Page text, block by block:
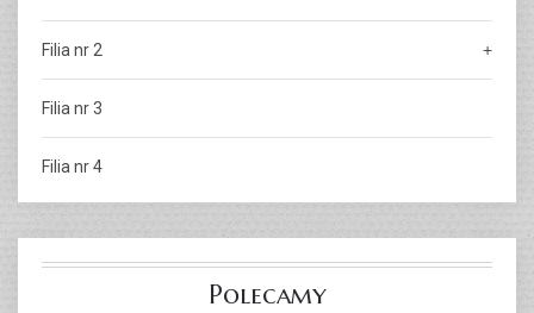
Filia nr 2
Filia nr 3
Filia nr 4
Polecamy